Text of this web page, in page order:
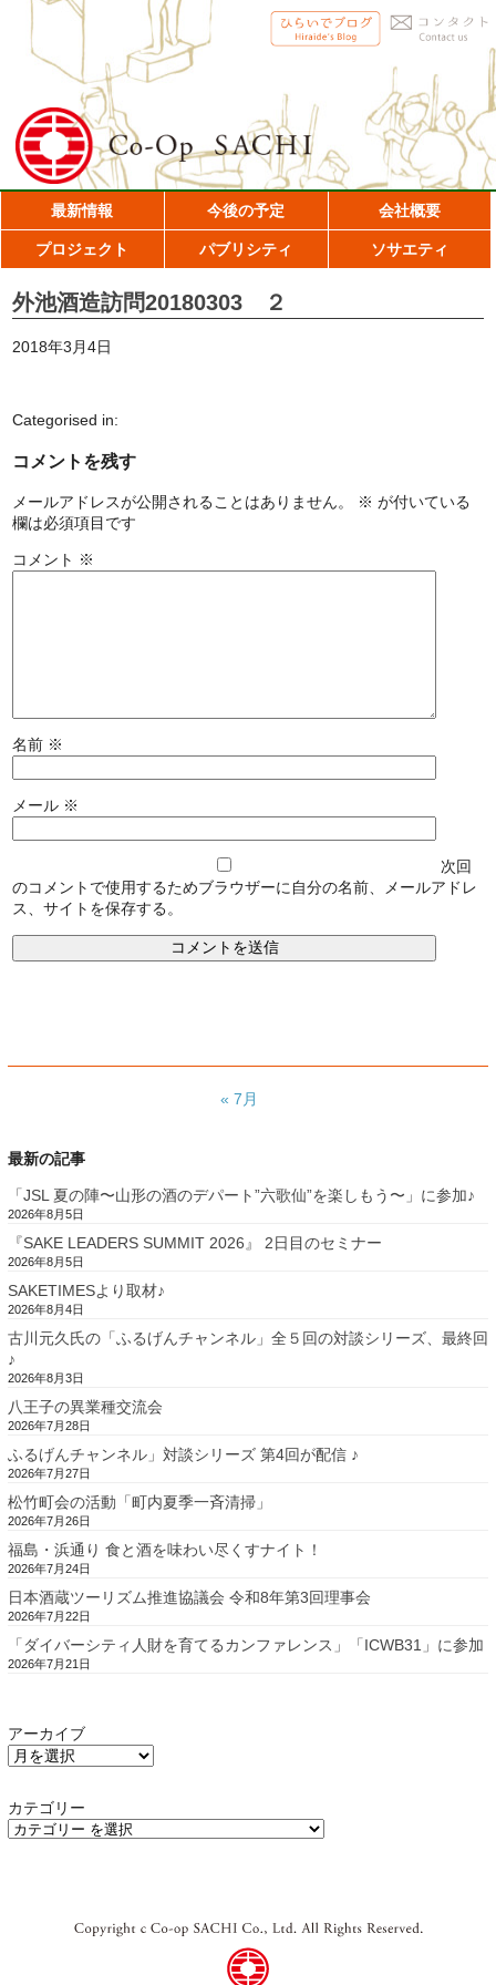
最新情報 今後の予定 会社概要
プロジェクト パブリシティ ソサエティ
外池酒造訪問20180303 ２
2018年3月4日
Categorised in:
コメントを残す
メールアドレスが公開されることはありません。 ※ が付いている
欄は必須項目です
コメント ※
名前 ※
メール ※
次回
のコメントで使用するためブラウザーに自分の名前、メールアドレ
ス、サイトを保存する。
« 7月
最新の記事
「JSL 夏の陣〜山形の酒のデパート”六歌仙”を楽しもう〜」に参加♪
2026年8月5日
『SAKE LEADERS SUMMIT 2026』 2日目のセミナー
2026年8月5日
SAKETIMESより取材♪
2026年8月4日
古川元久氏の「ふるげんチャンネル」全５回の対談シリーズ、最終回
♪
2026年8月3日
八王子の異業種交流会
2026年7月28日
ふるげんチャンネル」対談シリーズ 第4回が配信 ♪
2026年7月27日
松竹町会の活動「町内夏季一斉清掃」
2026年7月26日
福島・浜通り 食と酒を味わい尽くすナイト！
2026年7月24日
日本酒蔵ツーリズム推進協議会 令和8年第3回理事会
2026年7月22日
「ダイバーシティ人財を育てるカンファレンス」「ICWB31」に参加
2026年7月21日
アーカイブ
カテゴリー